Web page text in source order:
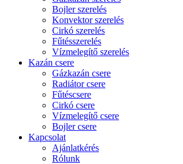
Bojler szerelés
Konvektor szerelés
Cirkó szerelés
Fűtésszerelés
Vízmelegítő szerelés
Kazán csere
Gázkazán csere
Radiátor csere
Fűtéscsere
Cirkó csere
Vízmelegítő csere
Bojler csere
Kapcsolat
Ajánlatkérés
Rólunk